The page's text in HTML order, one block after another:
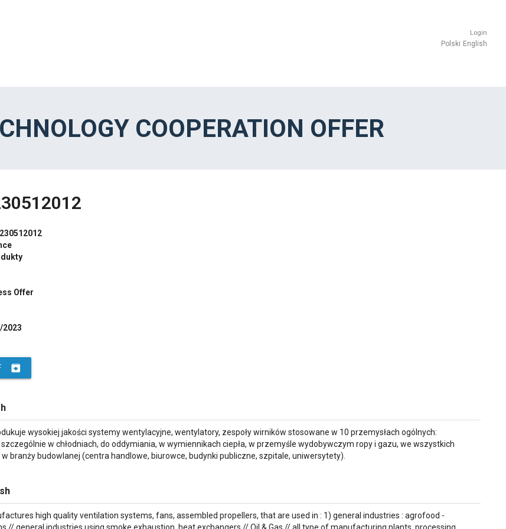
Login
Polski English
COOPERATION OFFER
Offer
2023
archive
wysokiej jakości systemy wentylacyjne, wentylatory, zespoły wirników stosowane w 10 przemysłach ogólnych:
w chłodniach, do oddymiania, w wymiennikach ciepła, w przemyśle wydobywczym ropy i gazu, we wszystkich
branży budowlanej (centra handlowe, biurowce, budynki publiczne, szpitale, uniwersytety).
high quality ventilation systems, fans, assembled propellers, that are used in : 1) general industries : agrofood -